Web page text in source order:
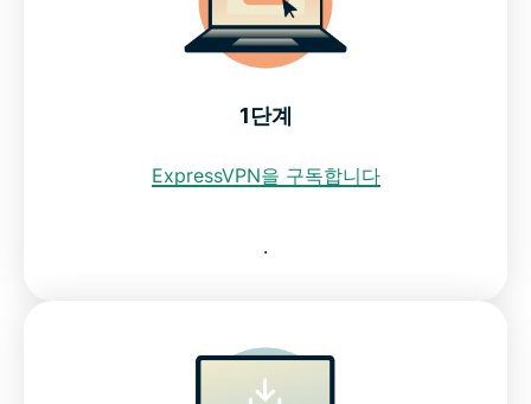
1단계
ExpressVPN을 구독합니다
.